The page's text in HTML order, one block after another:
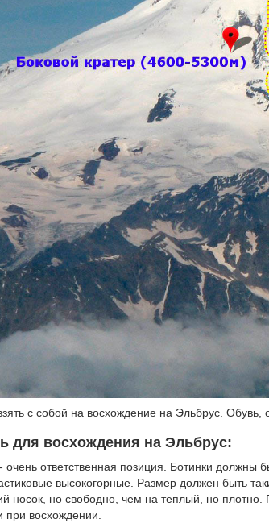
с собой на восхождение на Эльбрус.
для восхождения на Эльбрус:
очень ответственная позиция. Ботинки
высокогорные. Размер должен быть
носок, но свободно, чем на теплый, но
при восхождении.